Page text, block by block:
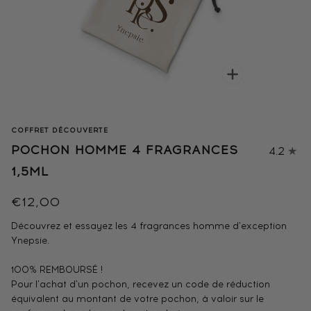
COFFRET DÉCOUVERTE
POCHON HOMME 4 FRAGRANCES
1,5ML
4.2
€12,00
Découvrez et essayez les 4 fragrances homme d'exception
Ynepsie.
100% REMBOURSÉ !
Pour l'achat d'un pochon, recevez un code de réduction
équivalent au montant de votre pochon, à valoir sur le